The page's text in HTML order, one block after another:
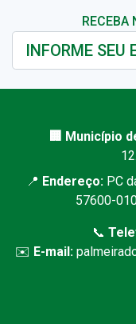
RECEBA
🏢 Município
📍 Endereço: PC
57600-
📞
✉️ E-mail: